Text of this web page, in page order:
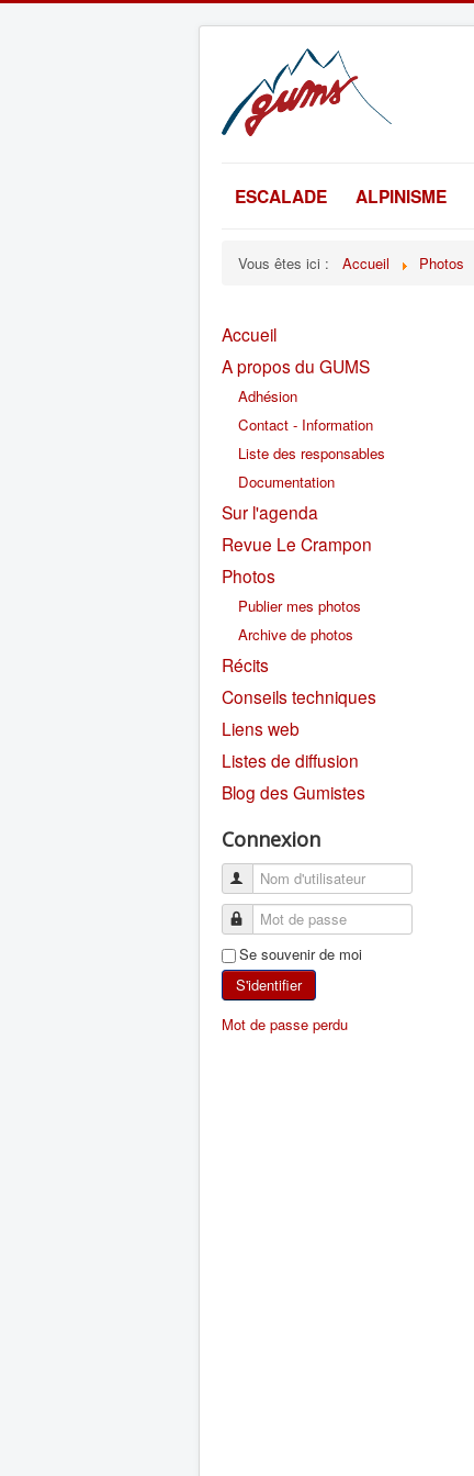
ESCALADE ALPINISME
Vous êtes ici : Accueil Photos
Accueil
A propos du GUMS
Adhésion
Contact - Information
Liste des responsables
Documentation
Sur l'agenda
Revue Le Crampon
Photos
Publier mes photos
Archive de photos
Récits
Conseils techniques
Liens web
Listes de diffusion
Blog des Gumistes
Connexion
Se souvenir de moi
S'identifier
Mot de passe perdu